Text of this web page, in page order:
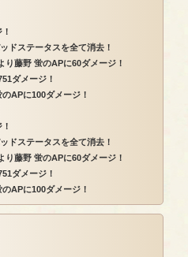
ドステータスを全て消去！
り藤野 蛍のAPに60ダメージ！
ダメージ！
APに100ダメージ！
ドステータスを全て消去！
り藤野 蛍のAPに60ダメージ！
ダメージ！
APに100ダメージ！